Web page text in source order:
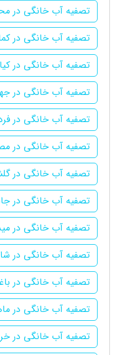
تصفیه آب خانگی در
تصفیه آب خانگی در
تصفیه آب خانگی در
تصفیه آب خانگی در
تصفیه آب خانگی در
تصفیه آب خانگی در
تصفیه آب خانگی در
تصفیه آب خانگی در
تصفیه آب خانگی در
تصفیه آب خانگی در
تصفیه آب خانگی در
تصفیه آب خانگی در
تصفیه آب خانگی در